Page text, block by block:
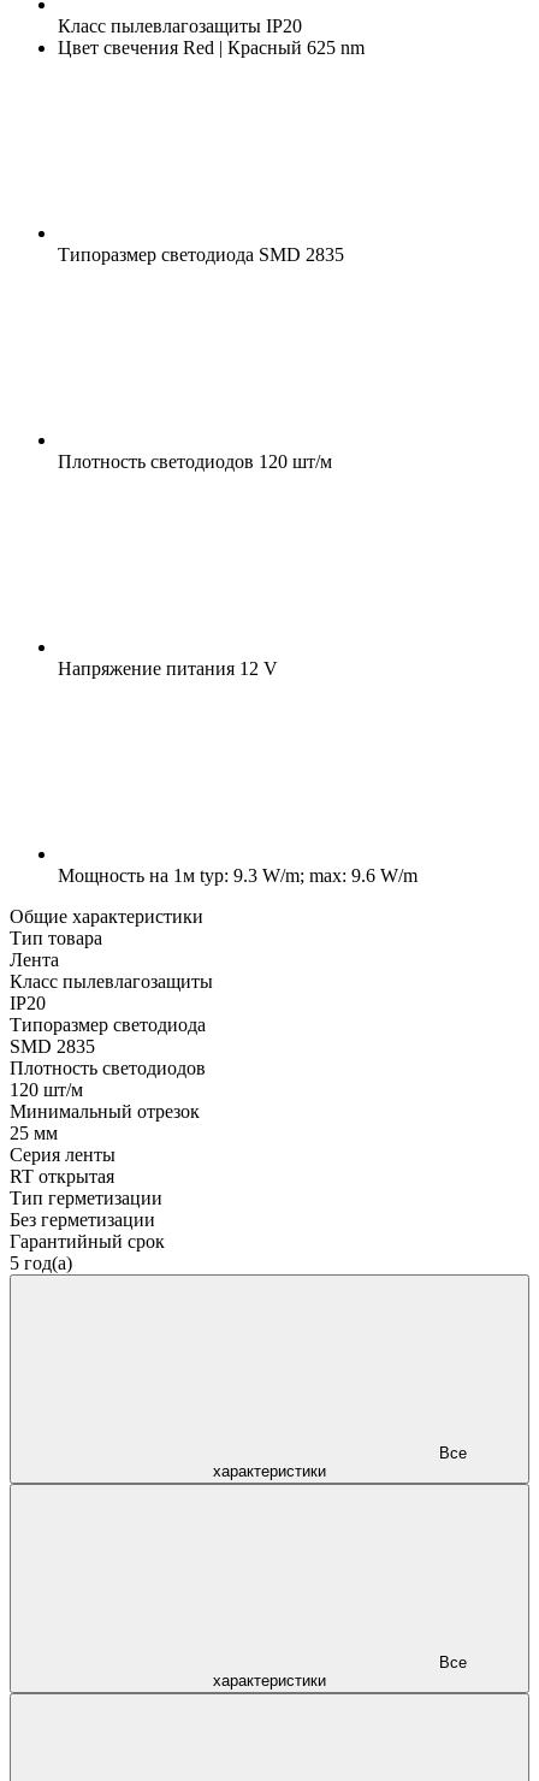
Класс пылевлагозащиты IP20
Цвет свечения Red | Красный 625 nm
Типоразмер светодиода SMD 2835
Плотность светодиодов 120 шт/м
Напряжение питания 12 V
Мощность на 1м typ: 9.3 W/m; max: 9.6 W/m
Общие характеристики
Тип товара
Лента
Класс пылевлагозащиты
IP20
Типоразмер светодиода
SMD 2835
Плотность светодиодов
120 шт/м
Минимальный отрезок
25 мм
Серия ленты
RT открытая
Тип герметизации
Без герметизации
Гарантийный срок
5 год(а)
характеристики
характеристики